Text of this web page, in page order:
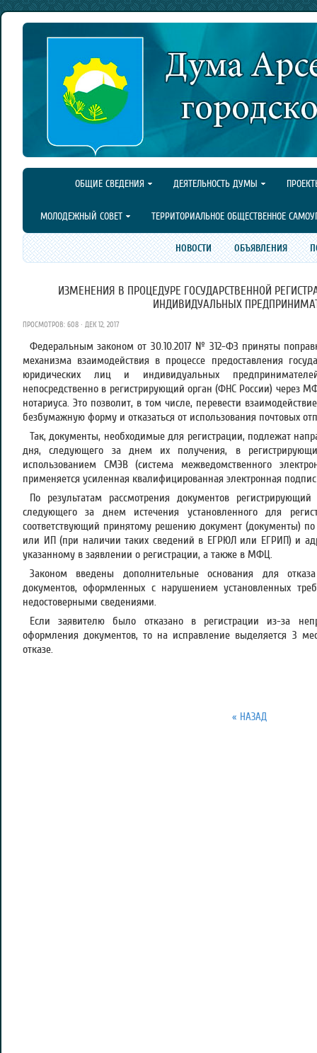
ОБЩИЕ СВЕДЕНИЯ ДЕЯТЕЛЬНОСТЬ ДУМЫ
МОЛОДЕЖНЫЙ СОВЕТ ТЕРРИТОРИАЛЬНОЕ ОБЩЕСТВЕННОЕ
НОВОСТИ ОБЪЯВЛЕНИЯ
ИЗМЕНЕНИЯ В ПРОЦЕДУРЕ ГОСУДАРСТВЕННОЙ
ИНДИВИДУАЛЬНЫХ
ПРОСМОТРОВ: 608 · ДЕК 12, 2017
Федеральным законом от 30.10.2017 № 312-ФЗ приняты
механизма взаимодействия в процессе предоставления
юридических лиц и индивидуальных
непосредственно в регистрирующий орган (ФНС России) через
нотариуса. Это позволит, в том числе, перевести
безбумажную форму и отказаться от использования почтовых
Так, документы, необходимые для регистрации, подлежат
дня, следующего за днем их получения, в
использованием СМЭВ (система межведомственного
применяется усиленная квалифицированная электронная
По результатам рассмотрения документов
следующего за днем истечения установленного для
соответствующий принятому решению документ (документы)
или ИП (при наличии таких сведений в ЕГРЮЛ или ЕГРИП) и
указанному в заявлении о регистрации, а также в МФЦ.
Законом введены дополнительные основания для
документов, оформленных с нарушением установленных
недостоверными сведениями.
Если заявителю было отказано в регистрации из-за
оформления документов, то на исправление выделяется 3
отказе.
« НАЗАД